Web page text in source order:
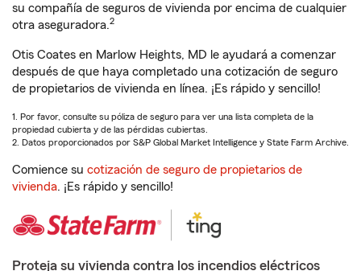
su compañía de seguros de vivienda por encima de cualquier
otra aseguradora.2
Otis Coates en Marlow Heights, MD le ayudará a comenzar
después de que haya completado una cotización de seguro
de propietarios de vivienda en línea. ¡Es rápido y sencillo!
1. Por favor, consulte su póliza de seguro para ver una lista completa de la
propiedad cubierta y de las pérdidas cubiertas.
2. Datos proporcionados por S&P Global Market Intelligence y State Farm Archive.
Comience su cotización de seguro de propietarios de
vivienda. ¡Es rápido y sencillo!
Proteja su vivienda contra los incendios eléctricos